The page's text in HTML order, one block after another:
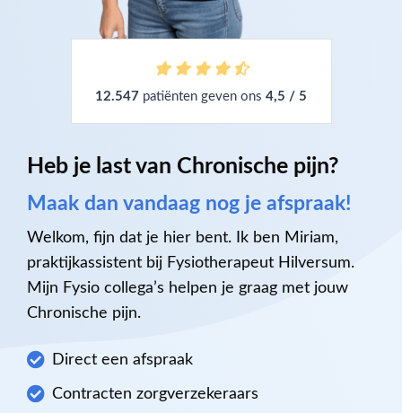
12.547 patiënten geven ons 4,5 / 5
Heb je last van Chronische pijn?
Maak dan vandaag nog je afspraak!
Welkom, fijn dat je hier bent. Ik ben Miriam,
praktijkassistent bij Fysiotherapeut Hilversum.
Mijn Fysio collega’s helpen je graag met jouw
Chronische pijn.
Direct een afspraak
Contracten zorgverzekeraars